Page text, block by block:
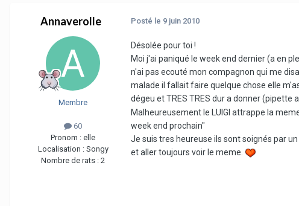
Annaverolle
Membre
60
Pronom : elle
Localisation : Songy
Nombre de rats : 2
Posté le 9 juin 2010
Désolée pour toi !
Moi j'ai paniqué le week end dernier (a en
n'ai pas ecouté mon compagnon qui me
malade il fallait faire quelque chose elle
dégeu et TRES TRES dur a donner (pipette
Malheureusement le LUIGI attrappe la
week end prochain"
Je suis tres heureuse ils sont soignés par
et aller toujours voir le meme.